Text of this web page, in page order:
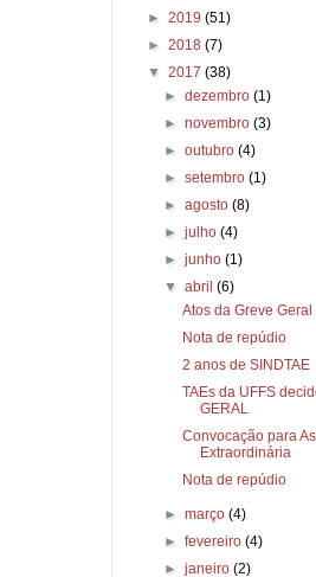
► 2019 (51)
► 2018 (7)
▼ 2017 (38)
►dezembro(1)
►novembro(3)
►outubro(4)
►setembro(1)
►agosto(8)
►julho(4)
►junho(1)
▼abril(6)
Atos da Greve Geral
Nota de repúdio
2 anos de SINDTAE
TAEs da UFFS
GERAL
Convocação para
Extraordinária
Nota de repúdio
►março(4)
►fevereiro(4)
►janeiro(2)